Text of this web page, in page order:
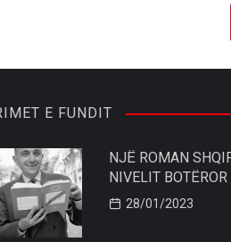
E FUNDIT
NJË ROMAN
NIVELIT BOTËROR
28/01/2023